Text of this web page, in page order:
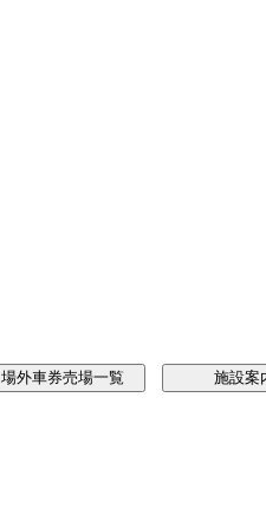
場外車券売場一覧 施設案